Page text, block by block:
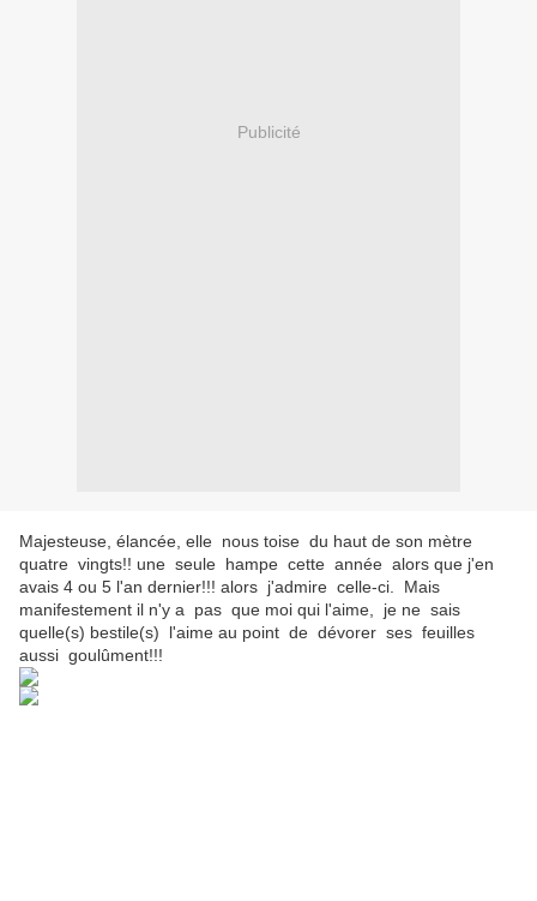
Publicité
Majesteuse, élancée, elle nous toise du haut de son mètre
quatre vingts!! une seule hampe cette année alors que j'en
avais 4 ou 5 l'an dernier!!! alors j'admire celle-ci. Mais
manifestement il n'y a pas que moi qui l'aime, je ne sais
quelle(s) bestile(s) l'aime au point de dévorer ses feuilles
aussi goulûment!!!